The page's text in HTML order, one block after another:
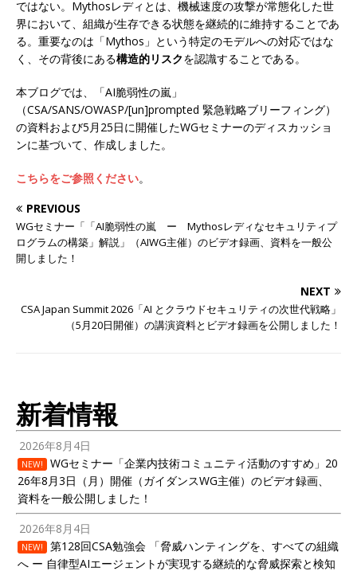
ではない。Mythosレディとは、機械速度の攻撃が常態化した世
界において、組織が生存できる状態を継続的に維持することであ
る。重要なのは「Mythos」という特定のモデルへの対応ではな
く、その背後にある構造的リスクを認識することである。
本ブログでは、「AI脆弱性の嵐」
（CSA/SANS/OWASP/[un]prompted 緊急戦略ブリーフィング）
の資料および5月25日に開催したWGセミナーのディスカッショ
ンに基づいて、作成しました。
こちらをご参照ください。
PREVIOUS
WGセミナー「「AI脆弱性の嵐 ー Mythosレディなセキュリティプ
ログラムの構築」解説」（AIWG主催）のビデオ録画、資料を一般公
開しました！
NEXT
CSA Japan Summit 2026「AI とクラウドセキュリティの次世代戦略」
（5月20日開催）の講演資料とビデオ録画を公開しました！
新着情報
2026年8月4日
NEW!
WGセミナー「企業内技術コミュニティ活動のすすめ」20
26年8月3日（月）開催（ガイダンスWG主催）のビデオ録画、
資料を一般公開しました！
2026年8月4日
NEW!
第128回CSA勉強会 「脅威ハンティングを、すべての組織
へ ー 自律型AIエージェントが実現する継続的な脅威探索と検知